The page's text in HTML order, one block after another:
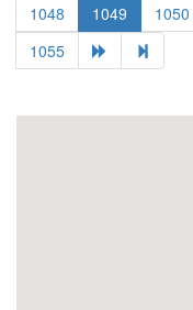
1048
1049 1050
1055